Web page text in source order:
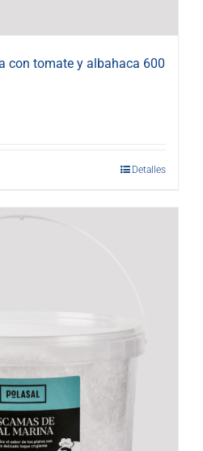
con tomate y albahaca 600
Detalles